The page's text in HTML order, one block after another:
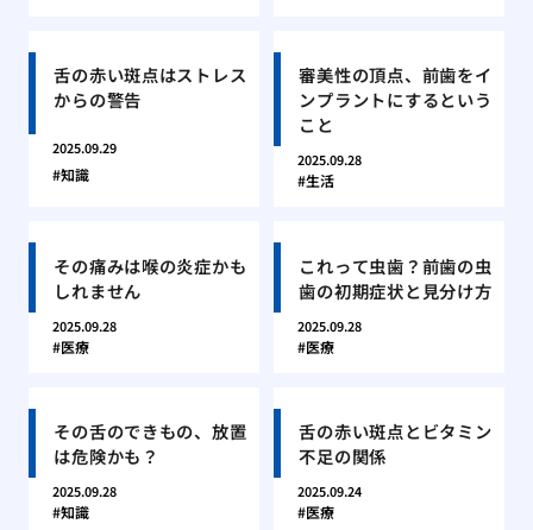
舌の赤い斑点はストレス
からの警告
2025.09.29
知識
審美性の頂点、前歯をイ
ンプラントにするという
こと
2025.09.28
生活
その痛みは喉の炎症かも
しれません
2025.09.28
医療
これって虫歯？前歯の虫
歯の初期症状と見分け方
2025.09.28
医療
その舌のできもの、放置
は危険かも？
2025.09.28
知識
舌の赤い斑点とビタミン
不足の関係
2025.09.24
医療